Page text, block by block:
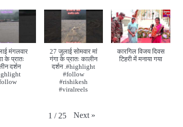
मंगलवार
के प्रातः
दर्शन
27 जुलाई सोमवार मां
गंगा के प्रातः कालीन
दर्शन .#highlight
#follow
#rishikesh
#viralreels
कारगिल विजय दिवस
टिहरी में मनाया गया
1 / 25 Next »